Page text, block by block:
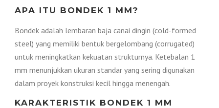
2
3
5
p
2
1
APA ITU BONDEK 1 MM?
Bondek adalah lembaran baja canai dingin (cold-formed
steel) yang memiliki bentuk bergelombang (corrugated)
untuk meningkatkan kekuatan strukturnya. Ketebalan 1
mm menunjukkan ukuran standar yang sering digunakan
dalam proyek konstruksi kecil hingga menengah.
KARAKTERISTIK BONDEK 1 MM